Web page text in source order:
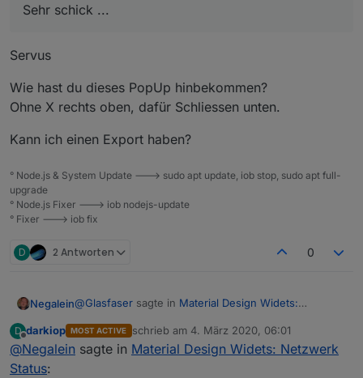
.
TIP : Schreibe noch in dein Skript ein paar Infos rein ,
Sehr schick ...
Servus
Wie hast du dieses PopUp hinbekommen?
Ohne X rechts oben, dafür Schliessen unten.
Kann ich einen Export haben?
° Node.js & System Update ---> sudo apt update, iob stop, sudo apt full-
upgrade
° Node.js Fixer ---> iob nodejs-update
° Fixer ---> iob fix
D 2 Antworten 0
Negalein@Glasfaser sagte in Material Design Widets:
Sehr schick ...
D
Offline
darkiop MOST ACTIVE schrieb am 4. März 2020, 06:01
zuletzt editiert von
@Negalein sagte in Material Design Widets: Netzwerk
Status: